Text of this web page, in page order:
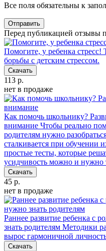
Все поля обязательны к
Отправить
Перед публикацией отзывы
Помогите, у ребенка стресс!
борьбы с детским стрессом.
Скачать
113 р.
нет в продаже
Как помочь школьнику?
внимание Чтобы реально
родителям нужно
сталкивается при обучении
простые тесты, которые
усидчивость можно и нужно
Скачать
45 р.
нет в продаже
Раннее развитие ребенка с
знать родителям Методики
вырос гармоничной
Скачать